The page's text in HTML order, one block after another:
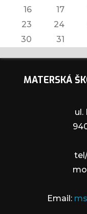
16
17
23
24
30
31
MATERSKÁ
ul.
Email: